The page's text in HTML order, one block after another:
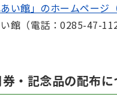
あい館」のホームページ
館（電話：0285-47-
・記念品の配布に